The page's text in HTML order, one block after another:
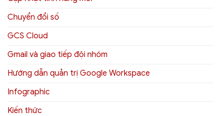
Chuyển đổi số
GCS Cloud
Gmail và giao tiếp đội nhóm
Hướng dẫn quản trị Google Workspace
Infographic
Kiến thức